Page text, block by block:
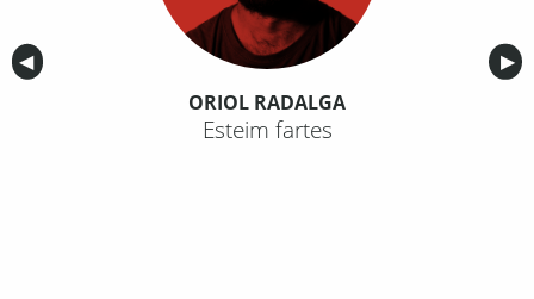
Anterior
◀︎ ▶︎
ORIOL RADALGA
Esteim fartes